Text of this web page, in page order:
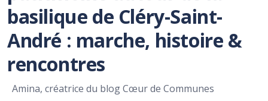
basilique de Cléry-Saint-
André : marche, histoire &
rencontres
Amina, créatrice du blog Cœur de Communes